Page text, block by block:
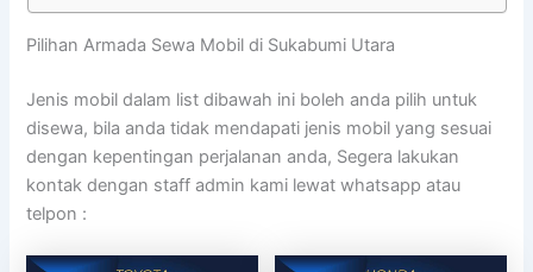
Pilihan Armada Sewa Mobil di Sukabumi Utara
Jenis mobil dalam list dibawah ini boleh anda pilih untuk
disewa, bila anda tidak mendapati jenis mobil yang sesuai
dengan kepentingan perjalanan anda, Segera lakukan
kontak dengan staff admin kami lewat whatsapp atau
telpon :